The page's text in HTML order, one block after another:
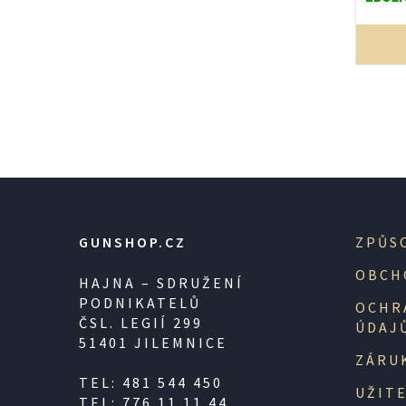
GUNSHOP.CZ
HAJNA – SDRUŽENÍ
PODNIKATELŮ
ČSL. LEGIÍ 299
51401 JILEMNICE
TEL: 481 544 450